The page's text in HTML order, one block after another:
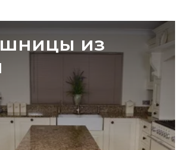
из